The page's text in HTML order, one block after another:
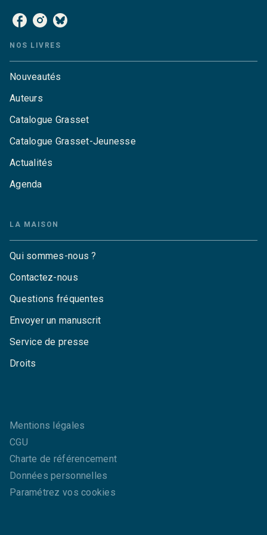
NOS LIVRES
Nouveautés
Auteurs
Catalogue Grasset
Catalogue Grasset-Jeunesse
Actualités
Agenda
LA MAISON
Qui sommes-nous ?
Contactez-nous
Questions fréquentes
Envoyer un manuscrit
Service de presse
Droits
Mentions légales
CGU
Charte de référencement
Données personnelles
Paramétrez vos cookies